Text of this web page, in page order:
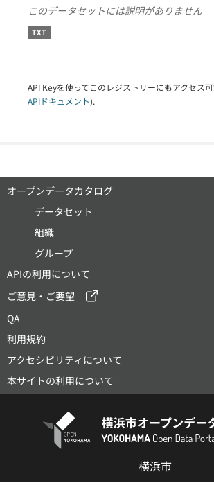
このデータセットには説明がありません
TXT
API Keyを使ってこのレジストリーにもアクセス
APIドキュメント).
オープンデータカタログ
データセット
組織
グループ
APIの利用について
ご意見・ご要望
QA
利用規約
アクセシビリティについて
本サイトの利用について
横浜市